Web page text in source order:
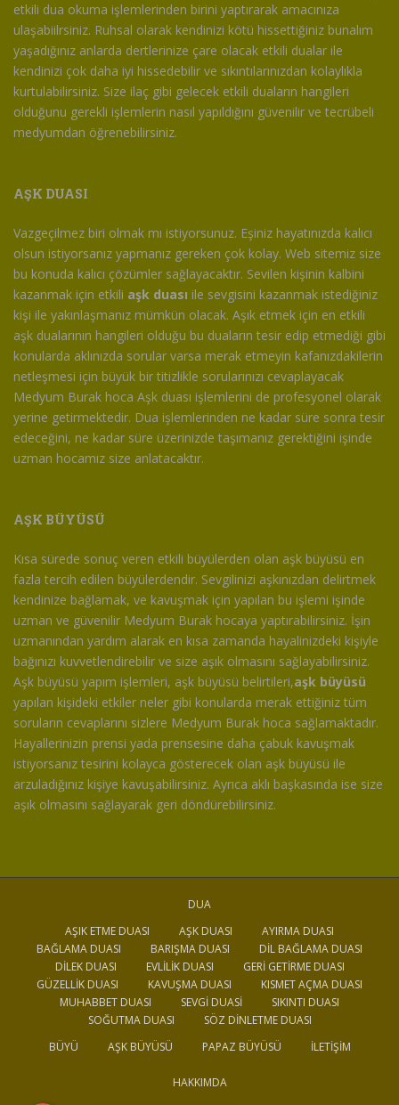
etkili dua okuma işlemlerinden birini yaptırarak amacınıza
ulaşabiilrsiniz. Ruhsal olarak kendinizi kötü hissettiğiniz bunalım
yaşadığınız anlarda dertlerinize çare olacak etkili dualar ile
kendinizi çok daha iyi hissedebilir ve sıkıntılarınızdan kolaylıkla
kurtulabilirsiniz. Size ilaç gibi gelecek etkili duaların hangileri
olduğunu gerekli işlemlerin nasıl yapıldığını güvenilir ve tecrübeli
medyumdan öğrenebilirsiniz.
AŞK DUASI
Vazgeçilmez biri olmak mı istiyorsunuz. Eşiniz hayatınızda kalıcı
olsun istiyorsanız yapmanız gereken çok kolay. Web sitemiz size
bu konuda kalıcı çözümler sağlayacaktır. Sevilen kişinin kalbini
kazanmak için etkili aşk duası ile sevgisini kazanmak istediğiniz
kişi ile yakınlaşmanız mümkün olacak. Aşık etmek için en etkili
aşk dualarının hangileri olduğu bu duaların tesir edip etmediği gibi
konularda aklınızda sorular varsa merak etmeyin kafanızdakilerin
netleşmesi için büyük bir titizlikle sorularınızı cevaplayacak
Medyum Burak hoca Aşk duası işlemlerini de profesyonel olarak
yerine getirmektedir. Dua işlemlerinden ne kadar süre sonra tesir
edeceğini, ne kadar süre üzerinizde taşımanız gerektiğini işinde
uzman hocamız size anlatacaktır.
AŞK BÜYÜSÜ
Kısa sürede sonuç veren etkili büyülerden olan aşk büyüsü en
fazla tercih edilen büyülerdendir. Sevgilinizi aşkınızdan delirtmek
kendinize bağlamak, ve kavuşmak için yapılan bu işlemi işinde
uzman ve güvenilir Medyum Burak hocaya yaptırabilirsiniz. İşin
uzmanından yardım alarak en kısa zamanda hayalinizdeki kişiyle
bağınızı kuvvetlendirebilir ve size aşık olmasını sağlayabilirsiniz.
Aşk büyüsü yapım işlemleri, aşk büyüsü belirtileri,aşk büyüsü
yapılan kişideki etkiler neler gibi konularda merak ettiğiniz tüm
soruların cevaplarını sizlere Medyum Burak hoca sağlamaktadır.
Hayallerinizin prensi yada prensesine daha çabuk kavuşmak
istiyorsanız tesirini kolayca gösterecek olan aşk büyüsü ile
arzuladığınız kişiye kavuşabilirsiniz. Ayrıca aklı başkasında ise size
aşık olmasını sağlayarak geri döndürebilirsiniz.
DUA
AŞIK ETME DUASI
AŞK DUASI
AYIRMA DUASI
BAĞLAMA DUASI
BARIŞMA DUASI
DIL BAĞLAMA DUASI
DILEK DUASI
EVLILIK DUASI
GERI GETIRME DUASI
GÜZELLIK DUASI
KAVUŞMA DUASI
KISMET AÇMA DUASI
MUHABBET DUASI
SEVGI DUASI
SIKINTI DUASI
SOĞUTMA DUASI
SÖZ DINLETME DUASI
BÜYÜ
AŞK BÜYÜSÜ PAPAZ BÜYÜSÜ İLETIŞIM
HAKKIMDA